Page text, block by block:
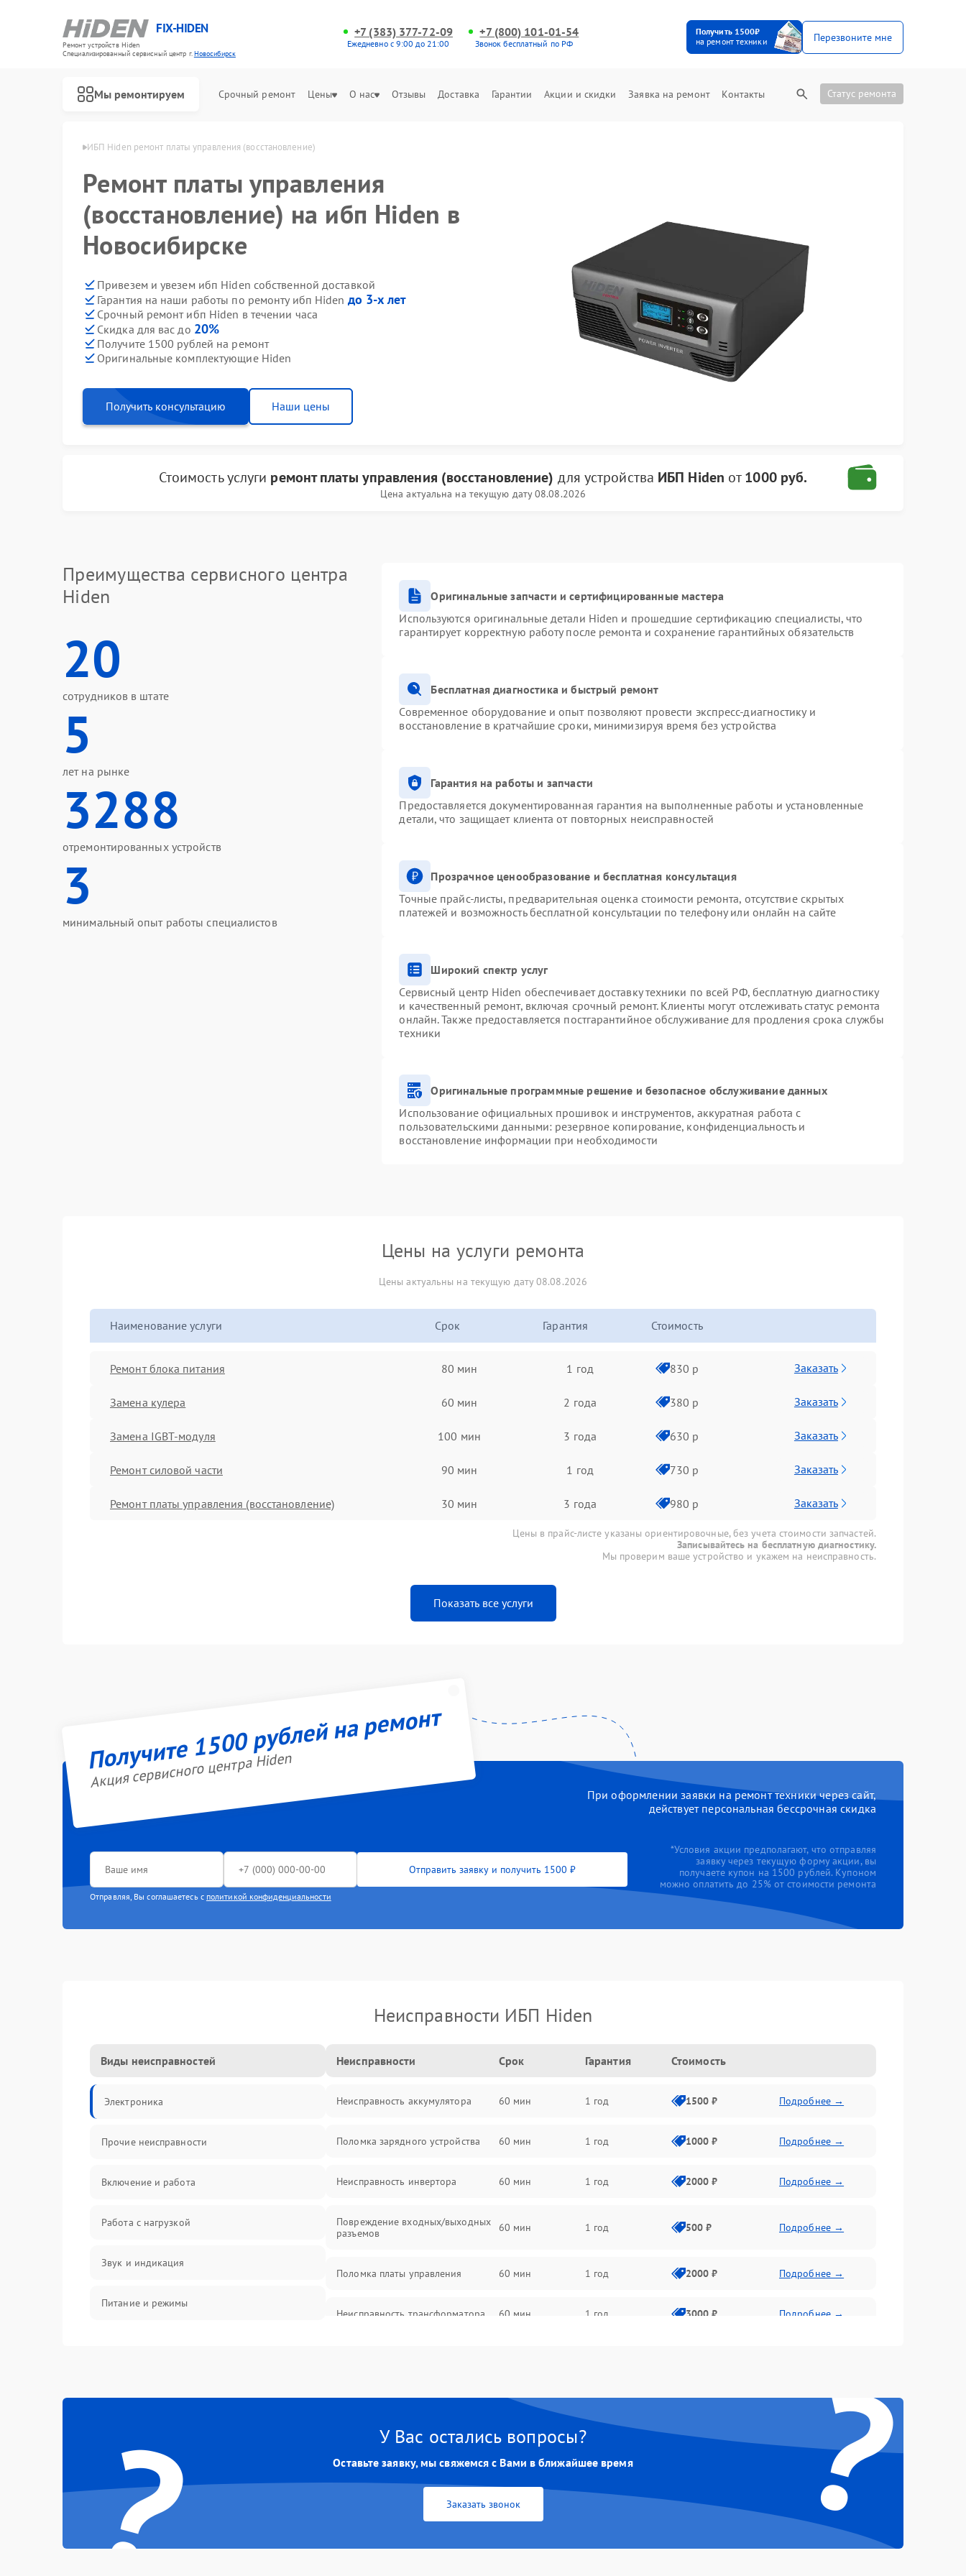
FIX-HIDEN
Ремонт устройств Hiden
Специализированный cервисный центр г.Новосибирск
+7 (383) 377-72-09
Ежедневно с 9:00 до 21:00
+7 (800) 101-01-54
Звонок бесплатный по РФ
Получить 1500₽
на ремонт техники
Перезвоните мне
Мы ремонтируем Срочный ремонт Цены О нас Отзывы Доставка Гарантии Акции и скидки Заявка на ремонт Контакты Статус ремонта
ИБП Hiden ремонт платы управления (восстановление)
Ремонт платы управления
(восстановление) на ибп Hiden в
Новосибирске
Привезем и увезем ибп Hiden собственной доставкой
Гарантия на наши работы по ремонту ибп Hiden до 3-х лет
Срочный ремонт ибп Hiden в течении часа
Скидка для вас до 20%
Получите 1500 рублей на ремонт
Оригинальные комплектующие Hiden
Получить консультацию Наши цены
Стоимость услуги ремонт платы управления (восстановление) для устройства ИБП Hiden от1000 руб.
Цена актуальна на текущую дату 08.08.2026
Преимущества сервисного центра
Hiden
20
сотрудников в штате
5
лет на рынке
3288
отремонтированных устройств
3
минимальный опыт работы специалистов
Оригинальные запчасти и сертифицированные мастера
Используются оригинальные детали Hiden и прошедшие сертификацию специалисты, что
гарантирует корректную работу после ремонта и сохранение гарантийных обязательств
Бесплатная диагностика и быстрый ремонт
Современное оборудование и опыт позволяют провести экспресс-диагностику и
восстановление в кратчайшие сроки, минимизируя время без устройства
Гарантия на работы и запчасти
Предоставляется документированная гарантия на выполненные работы и установленные
детали, что защищает клиента от повторных неисправностей
Прозрачное ценообразование и бесплатная консультация
Точные прайс-листы, предварительная оценка стоимости ремонта, отсутствие скрытых
платежей и возможность бесплатной консультации по телефону или онлайн на сайте
Широкий спектр услуг
Сервисный центр Hiden обеспечивает доставку техники по всей РФ, бесплатную диагностику
и качественный ремонт, включая срочный ремонт. Клиенты могут отслеживать статус ремонта
онлайн. Также предоставляется постгарантийное обслуживание для продления срока службы
техники
Оригинальные программные решение и безопасное обслуживание данных
Использование официальных прошивок и инструментов, аккуратная работа с
пользовательскими данными: резервное копирование, конфиденциальность и
восстановление информации при необходимости
Цены на услуги ремонта
Цены актуальны на текущую дату 08.08.2026
Наименование услуги Срок Гарантия Стоимость
Ремонт блока питания 80 мин 1 год 830 р Заказать
Замена кулера 60 мин 2 года 380 р Заказать
Замена IGBT-модуля 100 мин 3 года 630 р Заказать
Ремонт силовой части 90 мин 1 год 730 р Заказать
Ремонт платы управления (восстановление) 30 мин 3 года 980 р Заказать
Цены в прайс-листе указаны ориентировочные, без учета стоимости запчастей.
Записывайтесь на бесплатную диагностику.
Мы проверим ваше устройство и укажем на неисправность.
Показать все услуги
Получите 1500 рублей на ремонт
Акция сервисного центра Hiden
При оформлении заявки на ремонт техники через сайт,
действует персональная бессрочная скидка
Отправить заявку и получить 1500 ₽
Отправляя, Вы соглашаетесь с политикой конфиденциальности
*Условия акции предполагают, что отправляя
заявку через текущую форму акции, вы
получаете купон на 1500 рублей. Купоном
можно оплатить до 25% от стоимости ремонта
Неисправности ИБП Hiden
Виды неисправностей
Электроника
Прочие неисправности
Включение и работа
Работа с нагрузкой
Звук и индикация
Питание и режимы
Механика
Неисправности Срок Гарантия Стоимость
Неисправность аккумулятора 60 мин 1 год 1500 ₽ Подробнее →
Поломка зарядного устройства 60 мин 1 год 1000 ₽ Подробнее →
Неисправность инвертора 60 мин 1 год 2000 ₽ Подробнее →
Повреждение входных/выходных
разъемов
60 мин 1 год 500 ₽ Подробнее →
Поломка платы управления 60 мин 1 год 2000 ₽ Подробнее →
Неисправность трансформатора 60 мин 1 год 3000 ₽ Подробнее →
Неисправность системы
охлаждения
60 мин 1 год 1000 ₽
Неисправность индикаторов 60 мин Подробнее →
Подробнее →
? ?
У Вас остались вопросы?
Оставьте заявку, мы свяжемся с Вами в ближайшее время
Заказать звонок